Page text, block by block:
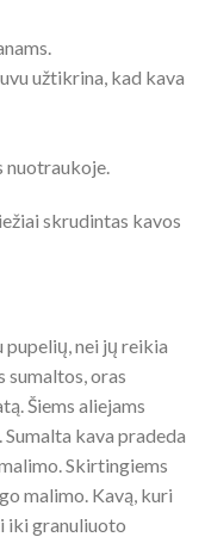
užtikrina, kad kava
skrudintas kavos
nei jų reikia
sumaltos, oras
Šiems aliejams
kava pradeda
Skirtingiems
malimo. Kavą, kuri
iki granuliuoto